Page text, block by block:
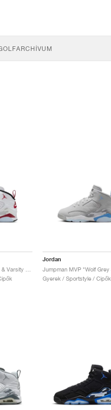
ARCHÍVUM
Jordan
Gyerek / Sportstyle / Cipők